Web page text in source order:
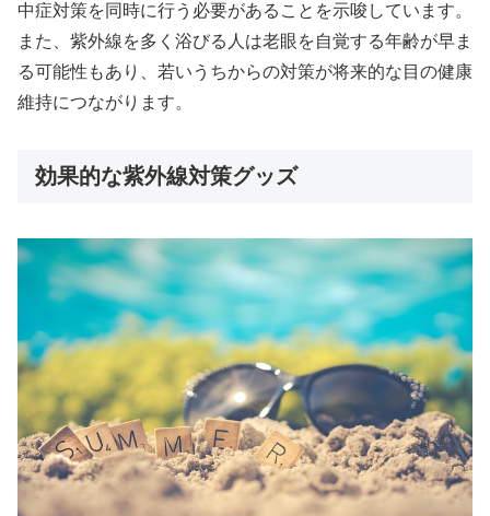
中症対策を同時に行う必要があることを示唆しています。
また、紫外線を多く浴びる人は老眼を自覚する年齢が早ま
る可能性もあり、若いうちからの対策が将来的な目の健康
維持につながります。
効果的な紫外線対策グッズ